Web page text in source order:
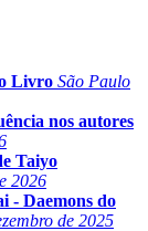
Livro São Paulo
nos autores
Taiyo
2026
- Daemons do
de 2025